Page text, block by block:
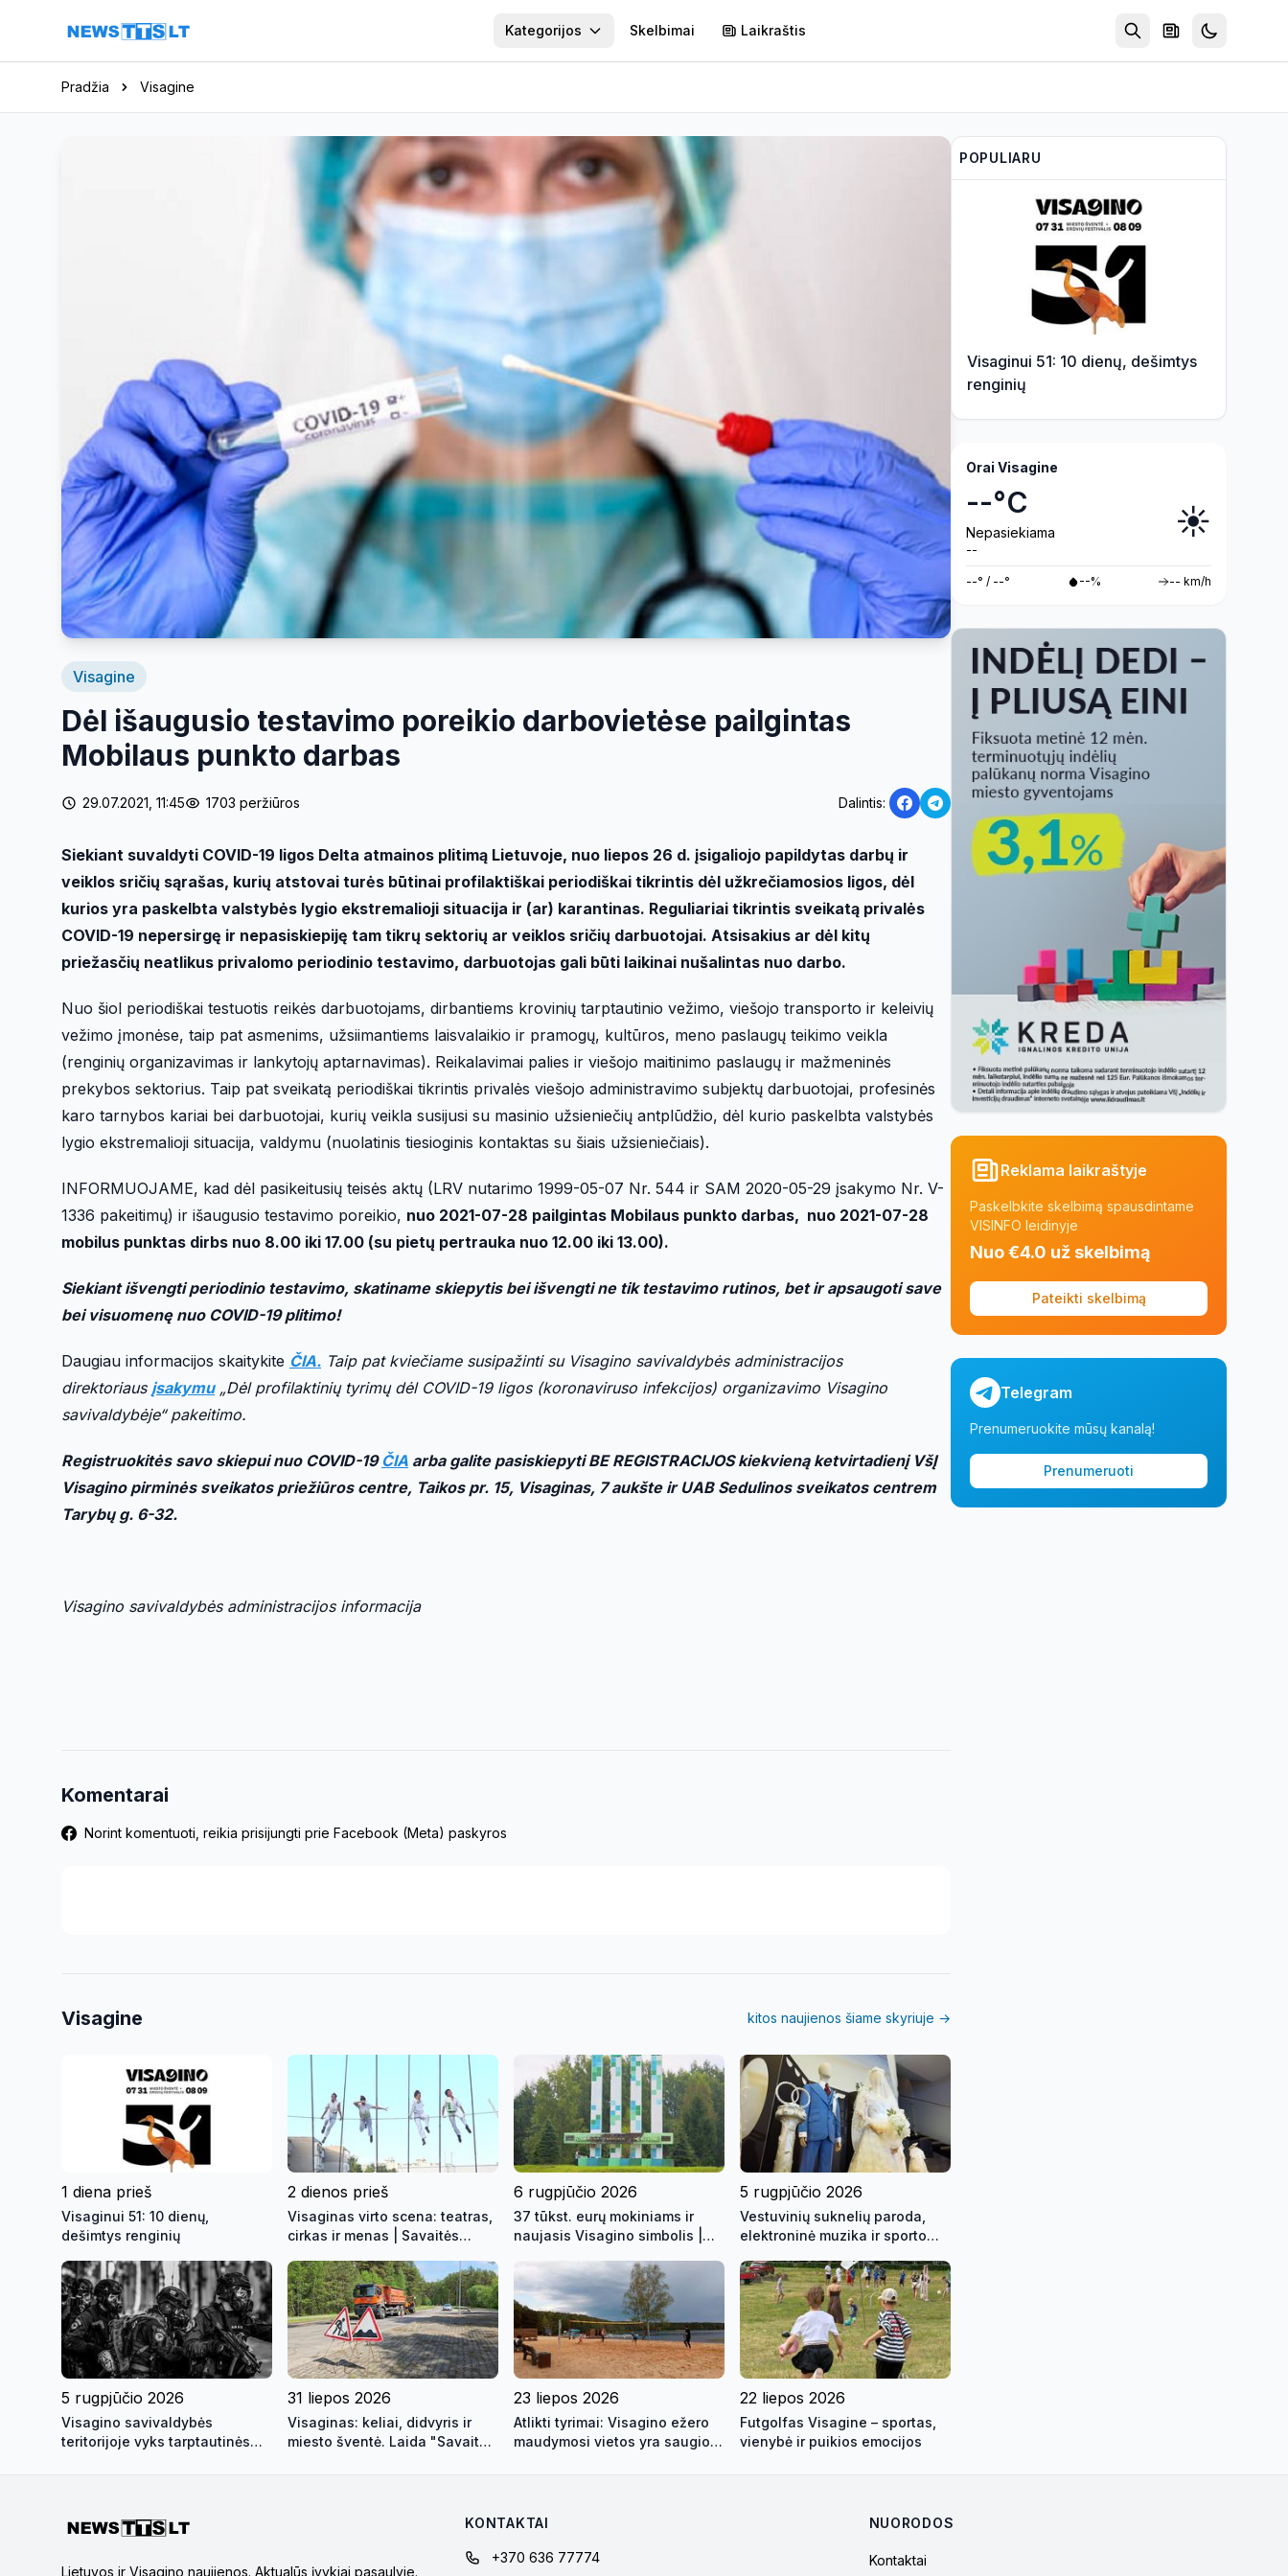
Kategorijos Skelbimai Laikraštis
Pradžia Visagine
Visagine
Dėl išaugusio testavimo poreikio darbovietėse pailgintas
Mobilaus punkto darbas
29.07.2021, 11:45 1703 peržiūros Dalintis:
Siekiant suvaldyti COVID-19 ligos Delta atmainos plitimą Lietuvoje, nuo liepos 26 d. įsigaliojo papildytas darbų ir
veiklos sričių sąrašas, kurių atstovai turės būtinai profilaktiškai periodiškai tikrintis dėl užkrečiamosios ligos, dėl
kurios yra paskelbta valstybės lygio ekstremalioji situacija ir (ar) karantinas. Reguliariai tikrintis sveikatą privalės
COVID-19 nepersirgę ir nepasiskiepiję tam tikrų sektorių ar veiklos sričių darbuotojai. Atsisakius ar dėl kitų
priežasčių neatlikus privalomo periodinio testavimo, darbuotojas gali būti laikinai nušalintas nuo darbo.
Nuo šiol periodiškai testuotis reikės darbuotojams, dirbantiems krovinių tarptautinio vežimo, viešojo transporto ir keleivių
vežimo įmonėse, taip pat asmenims, užsiimantiems laisvalaikio ir pramogų, kultūros, meno paslaugų teikimo veikla
(renginių organizavimas ir lankytojų aptarnavimas). Reikalavimai palies ir viešojo maitinimo paslaugų ir mažmeninės
prekybos sektorius. Taip pat sveikatą periodiškai tikrintis privalės viešojo administravimo subjektų darbuotojai, profesinės
karo tarnybos kariai bei darbuotojai, kurių veikla susijusi su masinio užsieniečių antplūdžio, dėl kurio paskelbta valstybės
lygio ekstremalioji situacija, valdymu (nuolatinis tiesioginis kontaktas su šiais užsieniečiais).
INFORMUOJAME, kad dėl pasikeitusių teisės aktų (LRV nutarimo 1999-05-07 Nr. 544 ir SAM 2020-05-29 įsakymo Nr. V-
1336 pakeitimų) ir išaugusio testavimo poreikio, nuo 2021-07-28 pailgintas Mobilaus punkto darbas, nuo 2021-07-28
mobilus punktas dirbs nuo 8.00 iki 17.00 (su pietų pertrauka nuo 12.00 iki 13.00).
Siekiant išvengti periodinio testavimo, skatiname skiepytis bei išvengti ne tik testavimo rutinos, bet ir apsaugoti save
bei visuomenę nuo COVID-19 plitimo!
Daugiau informacijos skaitykite ČIA. Taip pat kviečiame susipažinti su Visagino savivaldybės administracijos
direktoriaus įsakymu„Dėl profilaktinių tyrimų dėl COVID-19 ligos (koronaviruso infekcijos) organizavimo Visagino
savivaldybėje“ pakeitimo.
Registruokitės savo skiepui nuo COVID-19 ČIA arba galite pasiskiepyti BE REGISTRACIJOS kiekvieną ketvirtadienį VšĮ
Visagino pirminės sveikatos priežiūros centre, Taikos pr. 15, Visaginas, 7 aukšte ir UAB Sedulinos sveikatos centrem
Tarybų g. 6-32.
Visagino savivaldybės administracijos informacija
Komentarai
Norint komentuoti, reikia prisijungti prie Facebook (Meta) paskyros
Visagine kitos naujienos šiame skyriuje →
1 diena prieš
Visaginui 51: 10 dienų,
dešimtys renginių
2 dienos prieš
Visaginas virto scena: teatras,
cirkas ir menas | Savaitės
6 rugpjūčio 2026
37 tūkst. eurų mokiniams ir
naujasis Visagino simbolis |
08 06 (video)
5 rugpjūčio 2026
Vestuvinių suknelių paroda,
elektroninė muzika ir sporto
2026 08 05 (video)
5 rugpjūčio 2026
Visagino savivaldybės
teritorijoje vyks tarptautinės
31 liepos 2026
Visaginas: keliai, didvyris ir
miesto šventė. Laida "Savaitės
23 liepos 2026
Atlikti tyrimai: Visagino ežero
maudymosi vietos yra saugios
22 liepos 2026
Futgolfas Visagine – sportas,
vienybė ir puikios emocijos
POPULIARU
Visaginui 51: 10 dienų, dešimtys
renginių
Orai Visagine
--°C
Nepasiekiama
--
☀️
--° / --° --% -- km/h
Reklama laikraštyje
Paskelbkite skelbimą spausdintame
VISINFO leidinyje
Nuo €4.0 už skelbimą
Pateikti skelbimą
Telegram
Prenumeruokite mūsų kanalą!
Prenumeruoti
Lietuvos ir Visagino naujienos. Aktualūs įvykiai pasaulyje.
KONTAKTAI
+370 636 77774
NUORODOS
Kontaktai